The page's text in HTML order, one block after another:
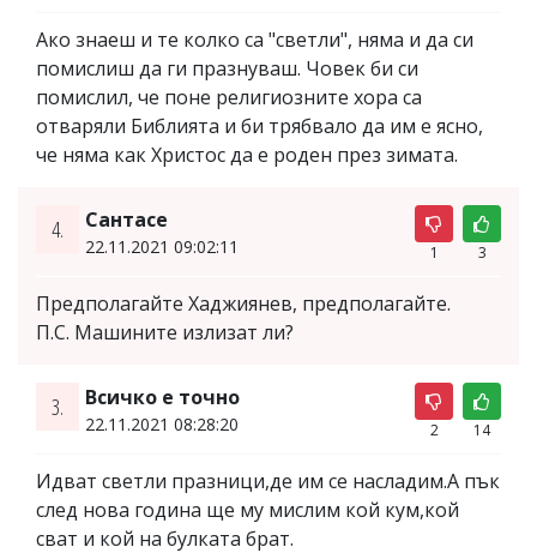
Ако знаеш и те колко са "светли", няма и да си
помислиш да ги празнуваш. Човек би си
помислил, че поне религиозните хора са
отваряли Библията и би трябвало да им е ясно,
че няма как Христос да е роден през зимата.
4. Сантасе
22.11.2021 09:02:11 1 3
Предполагайте Хаджиянев, предполагайте.
П.С. Машините излизат ли?
3. Всичко е точно
22.11.2021 08:28:20 2 14
Идват светли празници,де им се насладим.А пък
след нова година ще му мислим кой кум,кой
сват и кой на булката брат.